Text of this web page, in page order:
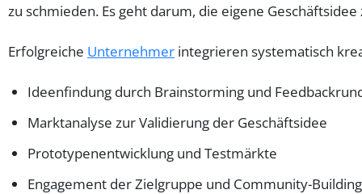
zu schmieden. Es geht darum, die eigene
Erfolgreiche Unternehmer integrieren systematisch
Ideenfindung durch Brainstorming und
Marktanalyse zur Validierung der Geschäftsidee
Prototypenentwicklung und Testmärkte
Engagement der Zielgruppe und Community-Building